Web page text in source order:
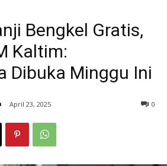
Bengkel Gratis,
Kaltim:
Dibuka Minggu Ini
April 23, 2025 0